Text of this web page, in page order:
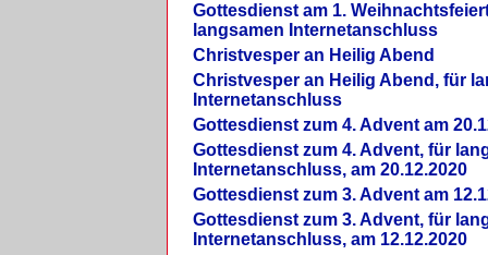
Gottesdienst am 1.
langsamen Internetanschluss
Christvesper an Heilig Abend
Christvesper an Heilig Abend, für
Internetanschluss
Gottesdienst zum 4. Advent am
Gottesdienst zum 4. Advent, für
Internetanschluss, am 20.12.2020
Gottesdienst zum 3. Advent am
Gottesdienst zum 3. Advent, für
Internetanschluss, am 12.12.2020